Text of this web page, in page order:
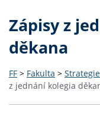
Zápisy z
děkana
FF > Fakulta >
z jednání kolegia